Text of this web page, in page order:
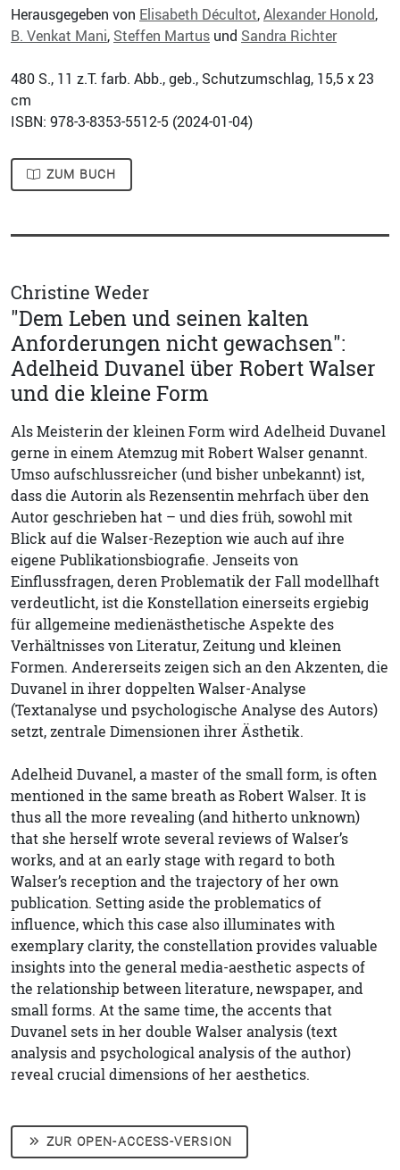
Herausgegeben von Elisabeth Décultot,Alexander Honold,
B. Venkat Mani, Steffen Martus und Sandra Richter
480 S., 11 z.T. farb. Abb., geb., Schutzumschlag, 15,5 x 23
cm
ISBN: 978-3-8353-5512-5 (2024-01-04)
ZUM BUCH
Christine Weder
"Dem Leben und seinen kalten
Anforderungen nicht gewachsen":
Adelheid Duvanel über Robert Walser
und die kleine Form
Als Meisterin der kleinen Form wird Adelheid Duvanel
gerne in einem Atemzug mit Robert Walser genannt.
Umso aufschlussreicher (und bisher unbekannt) ist,
dass die Autorin als Rezensentin mehrfach über den
Autor geschrieben hat – und dies früh, sowohl mit
Blick auf die Walser-Rezeption wie auch auf ihre
eigene Publikationsbiografie. Jenseits von
Einflussfragen, deren Problematik der Fall modellhaft
verdeutlicht, ist die Konstellation einerseits ergiebig
für allgemeine medienästhetische Aspekte des
Verhältnisses von Literatur, Zeitung und kleinen
Formen. Andererseits zeigen sich an den Akzenten, die
Duvanel in ihrer doppelten Walser-Analyse
(Textanalyse und psychologische Analyse des Autors)
setzt, zentrale Dimensionen ihrer Ästhetik.
Adelheid Duvanel, a master of the small form, is often
mentioned in the same breath as Robert Walser. It is
thus all the more revealing (and hitherto unknown)
that she herself wrote several reviews of Walser’s
works, and at an early stage with regard to both
Walser’s reception and the trajectory of her own
publication. Setting aside the problematics of
influence, which this case also illuminates with
exemplary clarity, the constellation provides valuable
insights into the general media-aesthetic aspects of
the relationship between literature, newspaper, and
small forms. At the same time, the accents that
Duvanel sets in her double Walser analysis (text
analysis and psychological analysis of the author)
reveal crucial dimensions of her aesthetics.
ZUR OPEN-ACCESS-VERSION